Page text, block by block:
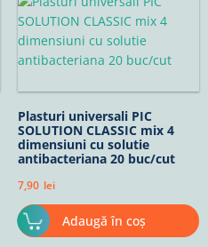
Plasturi universali PIC
SOLUTION CLASSIC mix 4
dimensiuni cu solutie
antibacteriana 20 buc/cut
7,90 lei
Adaugă în coș